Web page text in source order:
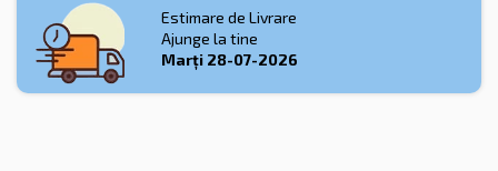
Estimare de Livrare
Ajunge la tine
Marți 28-07-2026